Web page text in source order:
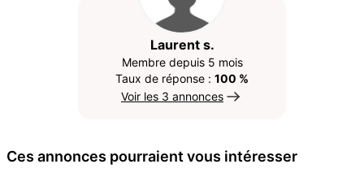
Laurent s.
Membre depuis 5 mois
Taux de réponse : 100 %
Voir les 3 annonces
Ces annonces pourraient vous intéresser